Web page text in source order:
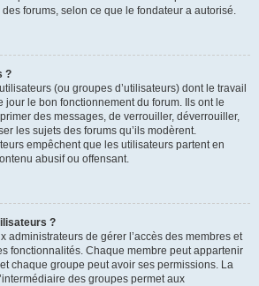
forums, selon ce que le fondateur a autorisé.
?
(ou groupes d’utilisateurs) dont le travail
jour le bon fonctionnement du forum. Ils ont le
des messages, de verrouiller, déverrouiller,
les sujets des forums qu’ils modèrent.
empêchent que les utilisateurs partent en
abusif ou offensant.
?
administrateurs de gérer l’accès des membres et
fonctionnalités. Chaque membre peut appartenir
chaque groupe peut avoir ses permissions. La
des groupes permet aux